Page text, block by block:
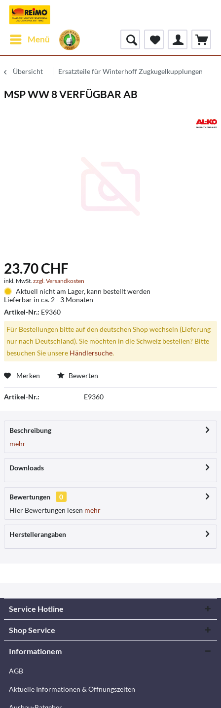
Menü
Übersicht Ersatzteile für Winterhoff Zugkugelkupplungen
MSP WW 8 VERFÜGBAR AB
23.70 CHF
inkl. MwSt. zzgl. Versandkosten
Aktuell nicht am Lager, kann bestellt werden
Lieferbar in ca. 2 - 3 Monaten
Artikel-Nr.: E9360
Für Bestellungen bitte auf den deutschen Shop wechseln (Lieferung
nur nach Deutschland). Sie möchten in die Schweiz bestellen? Bitte
besuchen Sie unsere Händlersuche.
Merken Bewerten
Artikel-Nr.: E9360
Beschreibung
mehr
Downloads
Bewertungen
0
Hier Bewertungen lesen mehr
Herstellerangaben
Service Hotline
Shop Service
Informationem
AGB
Aktuelle Informationen & Öffnungszeiten